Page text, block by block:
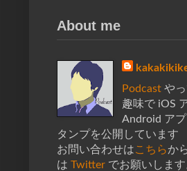
About me
Podcast やっ
趣味で iOS
Android アプ
タンプを公開しています
お問い合わせはこちらか
は Twitter でお願いします